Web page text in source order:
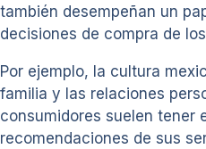
también desempeñan un
decisiones de compra de
Por ejemplo, la cultura
familia y las relaciones
consumidores suelen tener
recomendaciones de sus